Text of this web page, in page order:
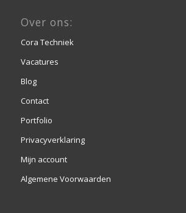
Over ons:
Cora Techniek
Vacatures
Blog
Contact
Portfolio
Privacyverklaring
Mijn account
Algemene Voorwaarden